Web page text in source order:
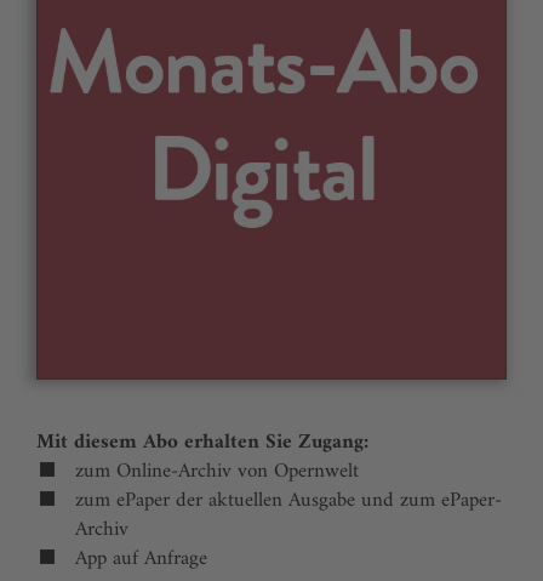
Mit diesem Abo erhalten Sie Zugang:
zum Online-Archiv von Opernwelt
zum ePaper der aktuellen Ausgabe und zum ePaper-
Archiv
App auf Anfrage